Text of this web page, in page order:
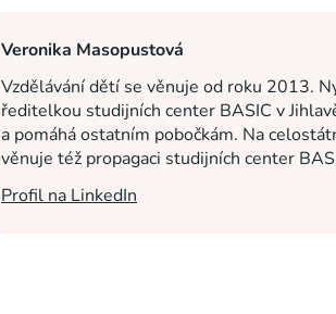
Veronika Masopustová
Vzdělávání dětí se věnuje od roku 2013.
ředitelkou studijních center BASIC v
a pomáhá ostatním pobočkám. Na
věnuje též propagaci studijních center
Profil na LinkedIn